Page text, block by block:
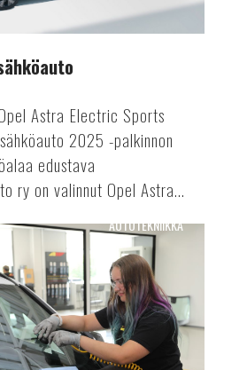
Astra Electric Sports
2025 -palkinnon
edustava
ry on valinnut Opel Astra...
AUTOTEKNIIKKA